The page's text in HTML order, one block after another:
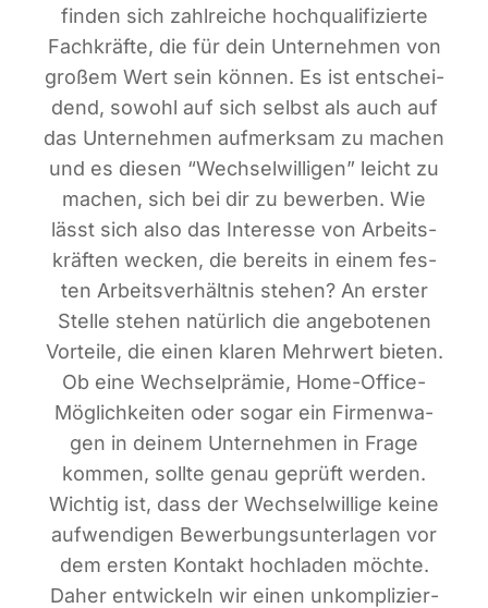
fin­den sich zahl­rei­che hoch­qua­li­fi­zier­te
Fach­kräf­te, die für dein Unter­neh­men von
gro­ßem Wert sein kön­nen. Es ist ent­schei­
dend, sowohl auf sich selbst als auch auf
das Unter­neh­men auf­merk­sam zu machen
und es die­sen “Wech­sel­wil­li­gen” leicht zu
machen, sich bei dir zu bewer­ben. Wie
lässt sich also das Inter­es­se von Arbeits­
kräf­ten wecken, die bereits in einem fes­
ten Arbeits­ver­hält­nis ste­hen? An ers­ter
Stel­le ste­hen natür­lich die ange­bo­te­nen
Vor­tei­le, die einen kla­ren Mehr­wert bie­ten.
Ob eine Wech­sel­prä­mie, Home-Office-
Mög­lich­kei­ten oder sogar ein Fir­men­wa­
gen in dei­nem Unter­neh­men in Fra­ge
kom­men, soll­te genau geprüft wer­den.
Wich­tig ist, dass der Wech­sel­wil­li­ge kei­ne
auf­wen­di­gen Bewer­bungs­un­ter­la­gen vor
dem ers­ten Kon­takt hoch­la­den möch­te.
Daher ent­wi­ckeln wir einen unkom­pli­zier­